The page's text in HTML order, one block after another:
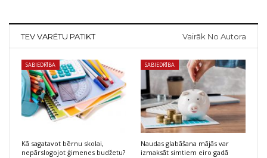
TEV VARĒTU PATIKT Vairāk No Autora
SABIEDRĪBA
Kā sagatavot bērnu skolai,
nepārslogojot ģimenes budžetu?
SABIEDRĪBA
Naudas glabāšana mājās var
izmaksāt simtiem eiro gadā